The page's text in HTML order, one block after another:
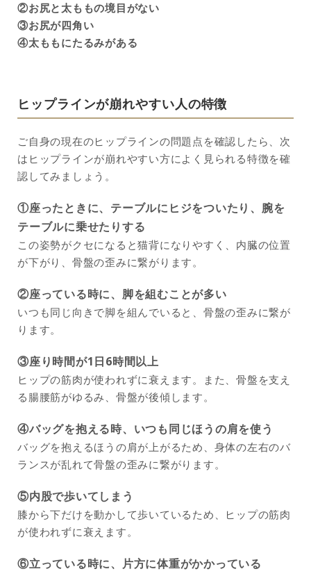
②お尻と太ももの境目がない
③お尻が四角い
④太ももにたるみがある
ヒップラインが崩れやすい人の特徴
ご自身の現在のヒップラインの問題点を確認したら、次
はヒップラインが崩れやすい方によく見られる特徴を確
認してみましょう。
①座ったときに、テーブルにヒジをついたり、腕を
テーブルに乗せたりする
この姿勢がクセになると猫背になりやすく、内臓の位置
が下がり、骨盤の歪みに繋がります。
②座っている時に、脚を組むことが多い
いつも同じ向きで脚を組んでいると、骨盤の歪みに繋が
ります。
③座り時間が1日6時間以上
ヒップの筋肉が使われずに衰えます。また、骨盤を支え
る腸腰筋がゆるみ、骨盤が後傾します。
④バッグを抱える時、いつも同じほうの肩を使う
バッグを抱えるほうの肩が上がるため、身体の左右のバ
ランスが乱れて骨盤の歪みに繋がります。
⑤内股で歩いてしまう
膝から下だけを動かして歩いているため、ヒップの筋肉
が使われずに衰えます。
⑥立っている時に、片方に体重がかかっている